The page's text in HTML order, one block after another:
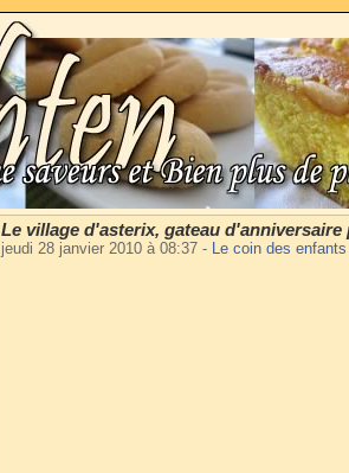
Le village d'asterix, gateau d'anniversaire
jeudi 28 janvier 2010 à 08:37 - Le coin des enfants